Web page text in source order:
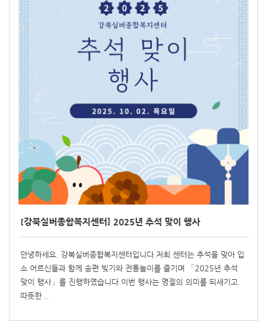
[강북실버종합복지센터] 2025년 추석 맞이 행사
안녕하세요. 강북실버종합복지센터입니다.저희 센터는 추석을 맞아 입
소 어르신들과 함께 송편 빚기와 전통놀이를 즐기며 「2025년 추석
맞이 행사」를 진행하였습니다.이번 행사는 명절의 의미를 되새기고
따뜻한 ..